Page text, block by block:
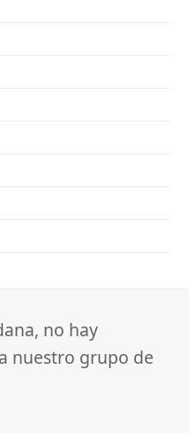
no hay
nuestro grupo de